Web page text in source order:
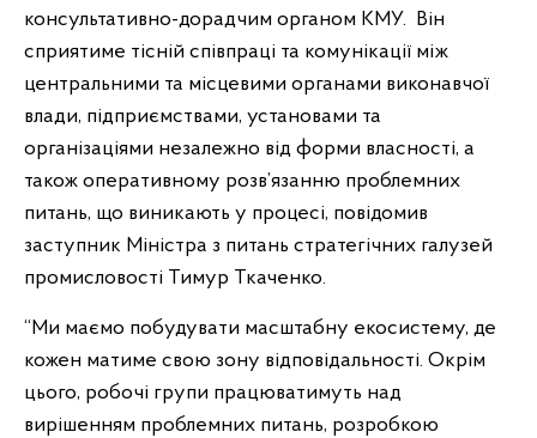
консультативно-дорадчим органом КМУ. Він
сприятиме тісній співпраці та комунікації між
центральними та місцевими органами виконавчої
влади, підприємствами, установами та
організаціями незалежно від форми власності, а
також оперативному розв’язанню проблемних
питань, що виникають у процесі, повідомив
заступник Міністра з питань стратегічних галузей
промисловості Тимур Ткаченко.
“Ми маємо побудувати масштабну екосистему, де
кожен матиме свою зону відповідальності. Окрім
цього, робочі групи працюватимуть над
вирішенням проблемних питань, розробкою